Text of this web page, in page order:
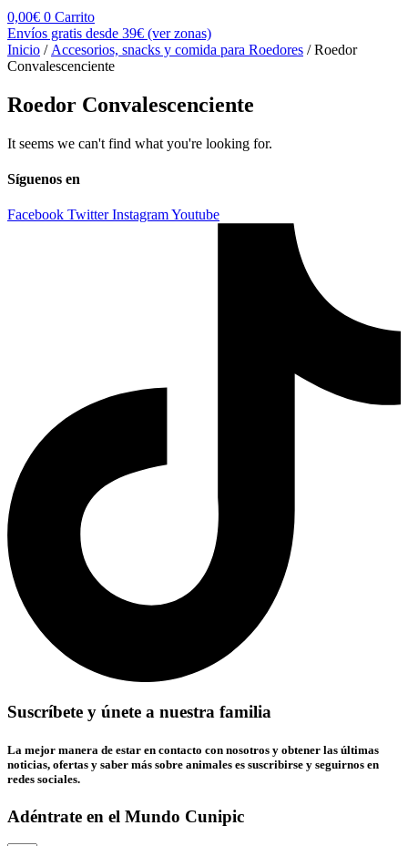
0,00€ 0 Carrito
Envíos gratis desde 39€ (ver zonas)
Inicio / Accesorios, snacks y comida para Roedores / Roedor
Convalescenciente
Roedor Convalescenciente
It seems we can't find what you're looking for.
Síguenos en
Facebook Twitter InstagramYoutube
Suscríbete y únete a nuestra familia
La mejor manera de estar en contacto con nosotros y obtener las últimas
noticias, ofertas y saber más sobre animales es suscribirse y seguirnos en
redes sociales.
Adéntrate en el Mundo Cunipic